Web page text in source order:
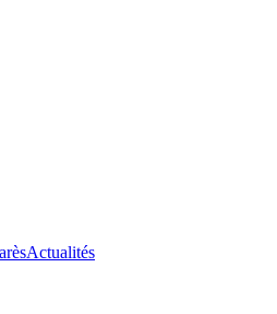
Actualités